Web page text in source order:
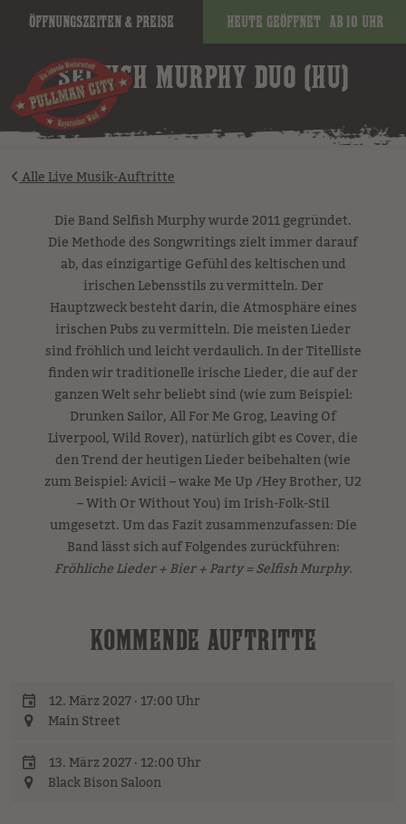
Öffnungszeiten & Preise Heute geöffnet ab 10 Uhr
image
SELFISH MURPHY DUO (HU)
Alle Live Musik-Auftritte
Die Band Selfish Murphy wurde 2011 gegründet.
Die Methode des Songwritings zielt immer darauf
ab, das einzigartige Gefühl des keltischen und
irischen Lebensstils zu vermitteln. Der
Hauptzweck besteht darin, die Atmosphäre eines
irischen Pubs zu vermitteln. Die meisten Lieder
sind fröhlich und leicht verdaulich. In der Titelliste
finden wir traditionelle irische Lieder, die auf der
ganzen Welt sehr beliebt sind (wie zum Beispiel:
Drunken Sailor, All For Me Grog, Leaving Of
Liverpool, Wild Rover), natürlich gibt es Cover, die
den Trend der heutigen Lieder beibehalten (wie
zum Beispiel: Avicii – wake Me Up /Hey Brother, U2
– With Or Without You) im Irish-Folk-Stil
umgesetzt. Um das Fazit zusammenzufassen: Die
Band lässt sich auf Folgendes zurückführen:
Fröhliche Lieder + Bier + Party = Selfish Murphy.
KOMMENDE AUFTRITTE
12. März 2027 · 17:00 Uhr
Main Street
13. März 2027 · 12:00 Uhr
Black Bison Saloon